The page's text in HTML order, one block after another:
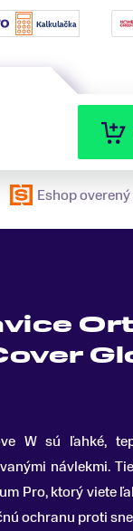
Eshop
W sú ľahké,
návlekmi.
Pro, ktorý viete
ochranu proti